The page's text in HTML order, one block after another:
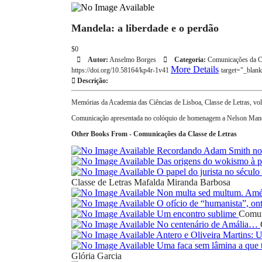
Mandela: a liberdade e o perdão
$0
Autor: Anselmo Borges Categoria: Comunicações da
https://doi.org/10.58164/kp4r-1v41 More Details
Descrição:
Memórias da Academia das Ciências de Lisboa, Classe de Letras,
Comunicação apresentada no colóquio de homenagem a Nelson
Other Books From - Comunicações da Classe de Letras
Recordando Adam Smith
Das origens do wokismo à
O papel do jurista no
Classe de Letras Mafalda Miranda Barbosa
Non multa sed multum.
O ofício de “humanista”,
Um encontro sublime
No centenário de Amália…
Antero e Oliveira Martins:
Uma faca sem lâmina a
Glória Garcia